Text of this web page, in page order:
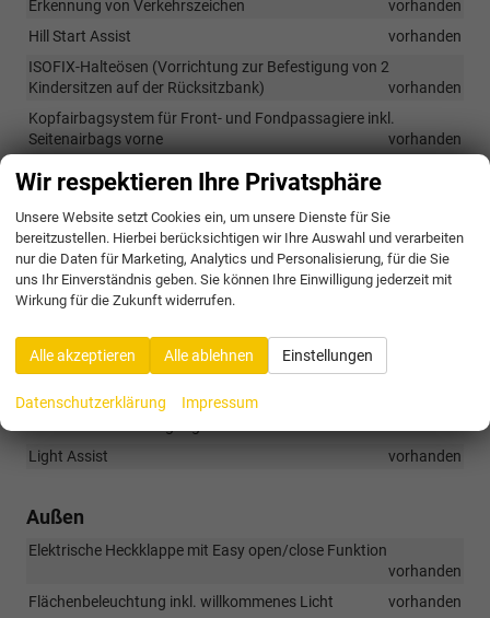
Erkennung von Verkehrszeichen
vorhanden
Hill Start Assist
vorhanden
ISOFIX-Halteösen (Vorrichtung zur Befestigung von 2
Kindersitzen auf der Rücksitzbank)
vorhanden
Kopfairbagsystem für Front- und Fondpassagiere inkl.
Seitenairbags vorne
vorhanden
Müdigkeitserkennung, Advanced
Notrufdienstmodul
Parklenkassistent, Park Assist
vorhanden
Rückfahrkamera
vorhanden
Schlüssellose Bedienung
Emergency Assist
Adaptiver Tempomat mit Stop and Go
Front Assist inkl. City-Notbremsfunktion sowie Erkennung von
Light Assist
vorhanden
Außen
Elektrische Heckklappe mit Easy open/close Funktion
vorhanden
Flächenbeleuchtung inkl. willkommenes Licht
vorhanden
Wir respektieren Ihre Privatsphäre
Unsere Website setzt Cookies ein, um unsere Dienste für Sie
bereitzustellen. Hierbei berücksichtigen wir Ihre Auswahl und verarbeiten
nur die Daten für Marketing, Analytics und Personalisierung, für die Sie
uns Ihr Einverständnis geben. Sie können Ihre Einwilligung jederzeit mit
Wirkung für die Zukunft widerrufen.
Alle akzeptieren Alle ablehnen Einstellungen
Datenschutzerklärung Impressum